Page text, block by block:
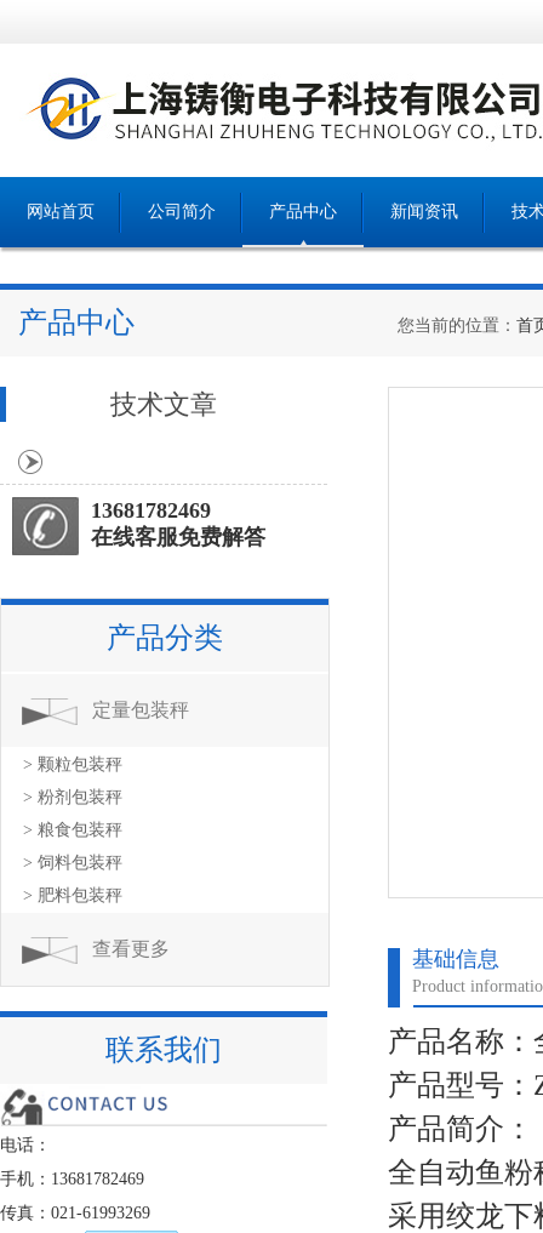
网站首页 公司简介 产品中心 新闻资讯 技
产品中心 您当前的位置： 首
基础信息
Product
产品名称
产品型号：
产品简介：
全自动鱼粉
采用绞龙
技术文章
13681782469
在线客服免费解答
产品分类
定量包装秤
> 颗粒包装秤
> 粉剂包装秤
> 粮食包装秤
> 饲料包装秤
> 肥料包装秤
查看更多
联系我们
电话：
手机：13681782469
传真：021-61993269